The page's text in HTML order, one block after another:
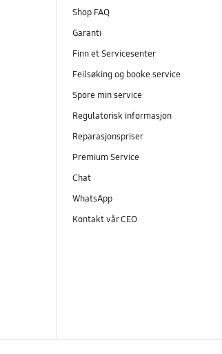
Shop FAQ
Garanti
Finn et Servicesenter
Feilsøking og booke service
Spore min service
Regulatorisk informasjon
Reparasjonspriser
Premium Service
Chat
WhatsApp
Kontakt vår CEO